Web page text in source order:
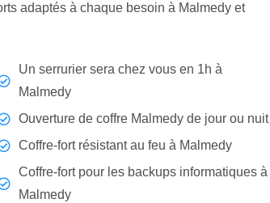
adaptés à chaque besoin à Malmedy et
Un serrurier sera chez vous en 1h à
Malmedy
Ouverture de coffre Malmedy de jour ou nuit
Coffre-fort résistant au feu à Malmedy
Coffre-fort pour les backups informatiques à
Malmedy